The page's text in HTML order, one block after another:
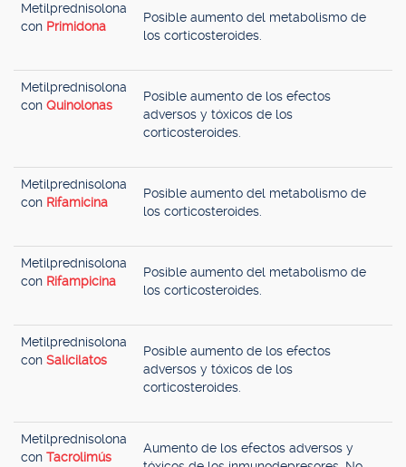
Metilprednisolona
con Primidona
Posible aumento del metabolismo de
los corticosteroides.
Metilprednisolona
con Quinolonas
Posible aumento de los efectos
adversos y tóxicos de los
corticosteroides.
Metilprednisolona
con Rifamicina
Posible aumento del metabolismo de
los corticosteroides.
Metilprednisolona
con Rifampicina
Posible aumento del metabolismo de
los corticosteroides.
Metilprednisolona
con Salicilatos
Posible aumento de los efectos
adversos y tóxicos de los
corticosteroides.
Metilprednisolona
con Tacrolimús
Aumento de los efectos adversos y